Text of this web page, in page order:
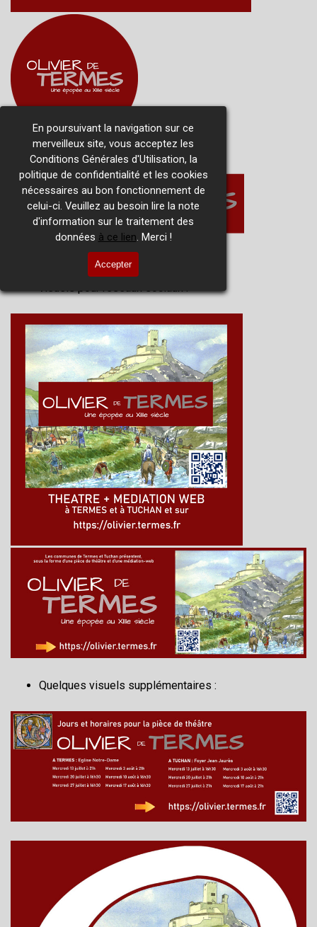
En poursuivant la navigation sur ce
merveilleux site, vous acceptez les
Conditions Générales d'Utilisation, la
politique de confidentialité et les cookies
nécessaires au bon fonctionnement de
celui-ci. Veuillez au besoin lire la note
d'information sur le traitement des
données à ce lien. Merci !
Accepter
Quelques visuels supplémentaires :